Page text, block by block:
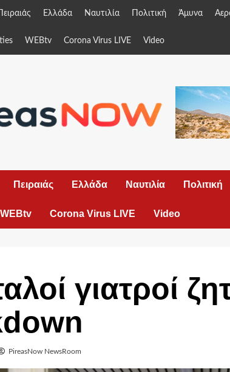
Πειραιάς Ελλάδα Ναυτιλία Πολιτική Άμυνα
WEBtv Corona Virus LIVE Video
Πειραιάς Ελλάδα Ναυτιλία Πολιτική
WEBtv Corona Virus LIVE Video
γιατροί
PireasNow NewsRoom